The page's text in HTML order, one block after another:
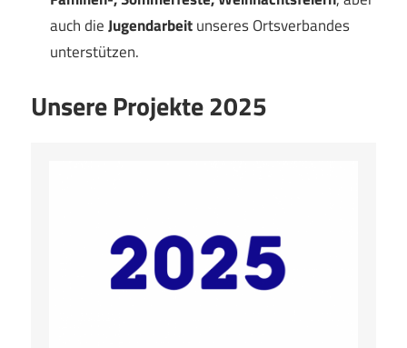
auch dieJugendarbeitunseres Ortsverbandes
unterstützen.
Unsere Projekte 2025